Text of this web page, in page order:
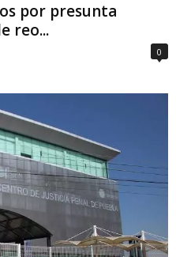
por presunta
reo...
0